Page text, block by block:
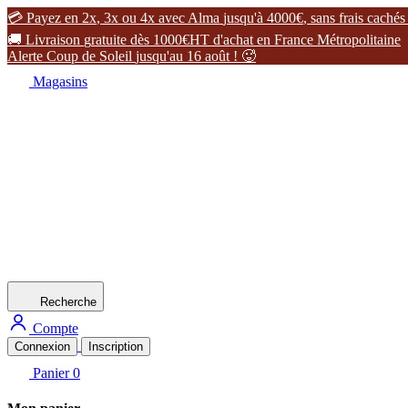
 Payez en 2x, 3x ou 4x avec Alma jusqu'à 4000€, sans frais cachés
 Livraison gratuite dès 1000€HT d'achat en France Métropolitaine
Alerte Coup de Soleil jusqu'au 16 août ! 
Magasins
Recherche
Compte
Connexion Inscription
Panier 0